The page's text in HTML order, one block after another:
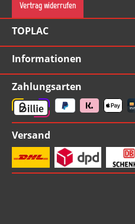
Vertrag widerrufen
TOPLAC
Informationen
Zahlungsarten
Versand